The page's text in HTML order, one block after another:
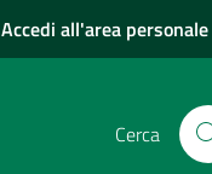
Accedi all'area personale
Cerca